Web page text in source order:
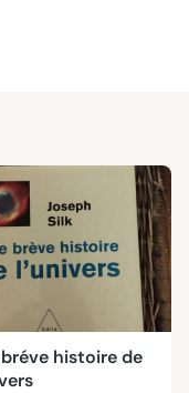
histoire de